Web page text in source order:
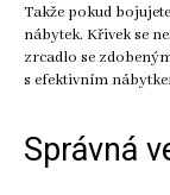
Takže pokud
nábytek. Křivek se
zrcadlo se
s efektivním
Správná